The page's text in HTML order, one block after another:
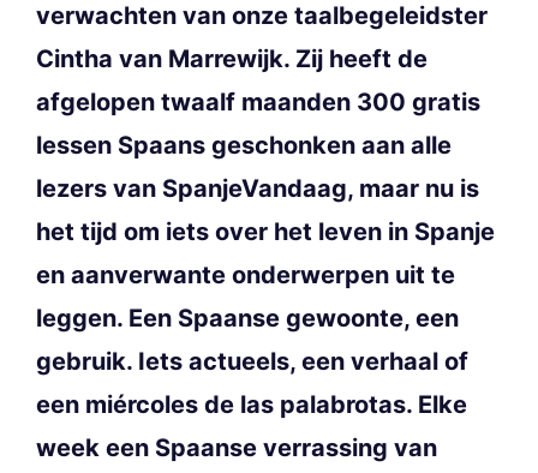
verwachten van onze taalbegeleidster
Cintha van Marrewijk. Zij heeft de
afgelopen twaalf maanden 300 gratis
lessen Spaans geschonken aan alle
lezers van SpanjeVandaag, maar nu is
het tijd om iets over het leven in Spanje
en aanverwante onderwerpen uit te
leggen. Een Spaanse gewoonte, een
gebruik. Iets actueels, een verhaal of
een miércoles de las palabrotas. Elke
week een Spaanse verrassing van